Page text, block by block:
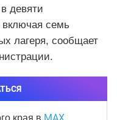
девяти
включая семь
лагеря, сообщает